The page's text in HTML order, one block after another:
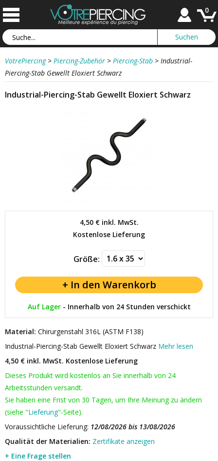
0
VotrePiercing > Piercing-Zubehör > Piercing-Stab > Industrial-
Piercing-Stab Gewellt Eloxiert Schwarz
Industrial-Piercing-Stab Gewellt Eloxiert Schwarz
4,50 €inkl. MwSt.
Kostenlose Lieferung
Größe:
Auf Lager- Innerhalb von 24 Stunden verschickt
Material: Chirurgenstahl 316L (ASTM F138)
Industrial-Piercing-Stab Gewellt Eloxiert Schwarz Mehr lesen
4,50 € inkl. MwSt. Kostenlose Lieferung
Dieses Produkt wird kostenlos an Sie innerhalb von 24
Arbeitsstunden versandt.
Sie haben eine Frist von 30 Tagen, um Ihre Meinung zu ändern
(siehe "Lieferung"-Seite).
Voraussichtliche Lieferung: 12/08/2026 bis 13/08/2026
Qualität der Materialien: Zertifikate anzeigen
+ Eine Frage stellen